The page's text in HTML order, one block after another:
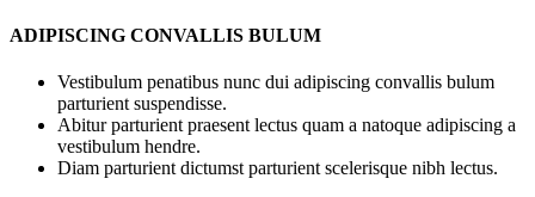
ADIPISCING CONVALLIS BULUM
Vestibulum penatibus nunc dui adipiscing convallis bulum
parturient suspendisse.
Abitur parturient praesent lectus quam a natoque adipiscing a
vestibulum hendre.
Diam parturient dictumst parturient scelerisque nibh lectus.